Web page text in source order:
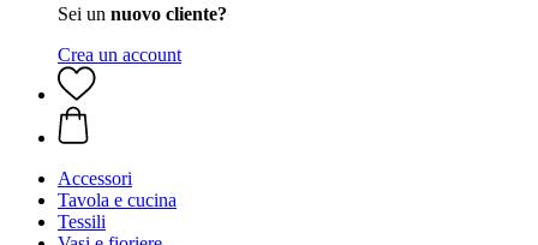
Sei un nuovo cliente?
Crea un account
Accessori
Tavola e cucina
Tessili